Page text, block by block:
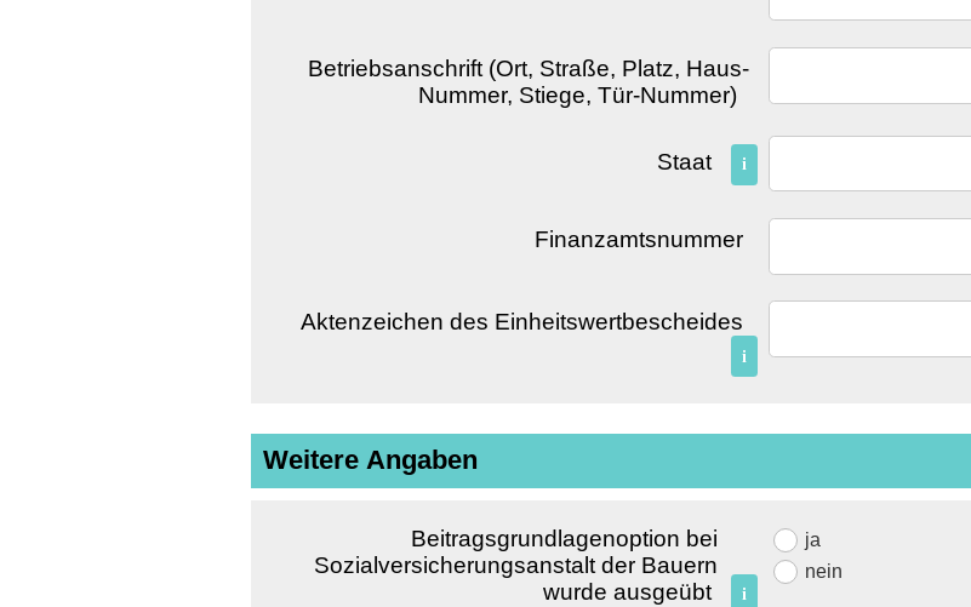
Betriebsanschrift (Ort, Straße, Platz, Haus-
Nummer, Stiege, Tür-Nummer)
Staat i
Finanzamtsnummer
Aktenzeichen des Einheitswertbescheides
i
Weitere Angaben
Beitragsgrundlagenoption bei
Sozialversicherungsanstalt der Bauern
wurde ausgeübt
i
ja
nein